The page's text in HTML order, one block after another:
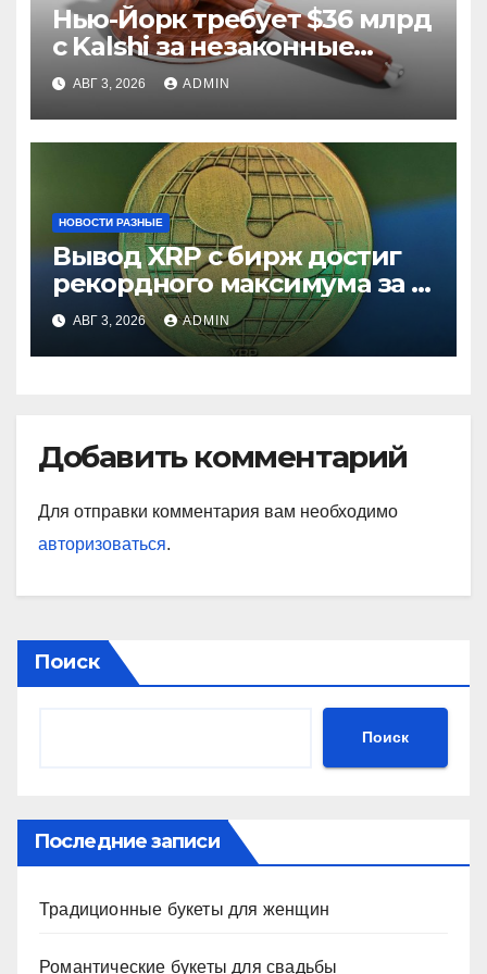
Нью-Йорк требует $36 млрд
с Kalshi за незаконные
ставки
АВГ 3, 2026 ADMIN
НОВОСТИ РАЗНЫЕ
Вывод XRP с бирж достиг
рекордного максимума за 5
летАВГ 3, 2026 ADMIN
Добавить комментарий
Для отправки комментария вам необходимо
авторизоваться.
Поиск
Поиск
Последние записи
Традиционные букеты для женщин
Романтические букеты для свадьбы